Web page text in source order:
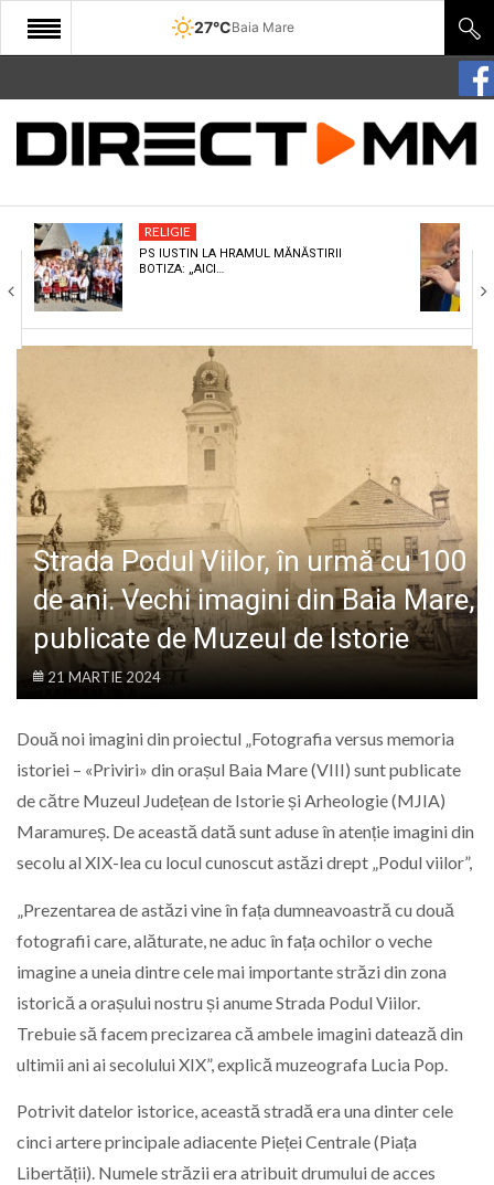
27°CBaia Mare
START
COMUNITATE
CULTURA
ECONOMIE
SANATATE
POLITIC
LIFE
RELIGIE
PS IUSTIN LA HRAMUL MĂNĂSTIRII
BOTIZA: „AICI…
Strada Podul Viilor, în urmă cu 100
de ani. Vechi imagini din Baia Mare,
publicate de Muzeul de Istorie
21 MARTIE 2024
Două noi imagini din proiectul „Fotografia versus memoria
istoriei – «Priviri» din orașul Baia Mare (VIII) sunt publicate
de către Muzeul Județean de Istorie și Arheologie (MJIA)
Maramureș. De această dată sunt aduse în atenție imagini din
secolu al XIX-lea cu locul cunoscut astăzi drept „Podul viilor”,
„Prezentarea de astăzi vine în fața dumneavoastră cu două
fotografii care, alăturate, ne aduc în fața ochilor o veche
imagine a uneia dintre cele mai importante străzi din zona
istorică a orașului nostru și anume Strada Podul Viilor.
Trebuie să facem precizarea că ambele imagini datează din
ultimii ani ai secolului XIX”, explică muzeografa Lucia Pop.
Potrivit datelor istorice, această stradă era una dinter cele
cinci artere principale adiacente Pieței Centrale (Piața
Libertății). Numele străzii era atribuit drumului de acces